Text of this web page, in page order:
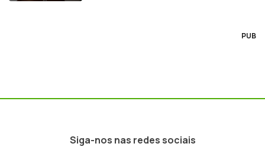
PUB
Siga-nos nas redes sociais